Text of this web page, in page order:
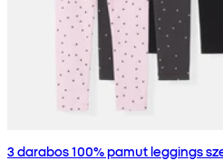
3 darabos 100% pamut leggings